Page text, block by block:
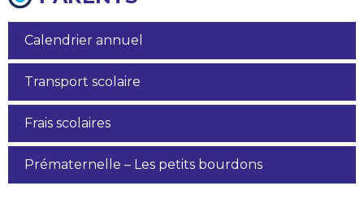
Calendrier annuel
Transport scolaire
Frais scolaires
Prématernelle – Les petits bourdons